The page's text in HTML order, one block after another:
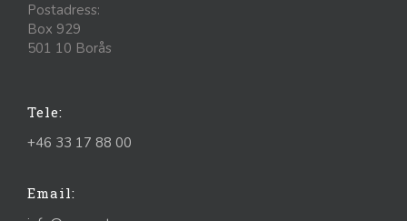
Postadress:
Box 929
501 10 Borås
Tele:
+46 33 17 88 00
Email: